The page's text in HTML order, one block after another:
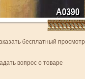
бесплатный просмотр
вопрос о товаре